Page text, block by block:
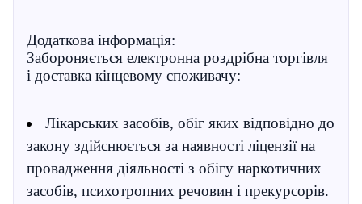
Додаткова інформація:
Забороняється електронна роздрібна торгівля
і доставка кінцевому споживачу:
Лікарських засобів, обіг яких відповідно до
закону здійснюється за наявності ліцензії на
провадження діяльності з обігу наркотичних
засобів, психотропних речовин і прекурсорів.